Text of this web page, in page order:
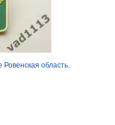
область.